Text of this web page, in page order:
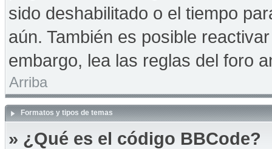
sido deshabilitado o el tiempo
aún. También es posible
embargo, lea las reglas del foro
Arriba
Formatos y tipos de temas
» ¿Qué es el código BBCode?